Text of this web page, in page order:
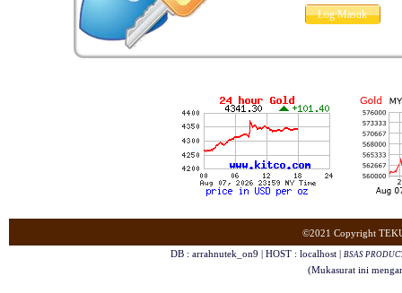
©2021 Copyright
DB : arrahnutek_on9 | HOST : localhost | BSAS
(Mukasurat ini